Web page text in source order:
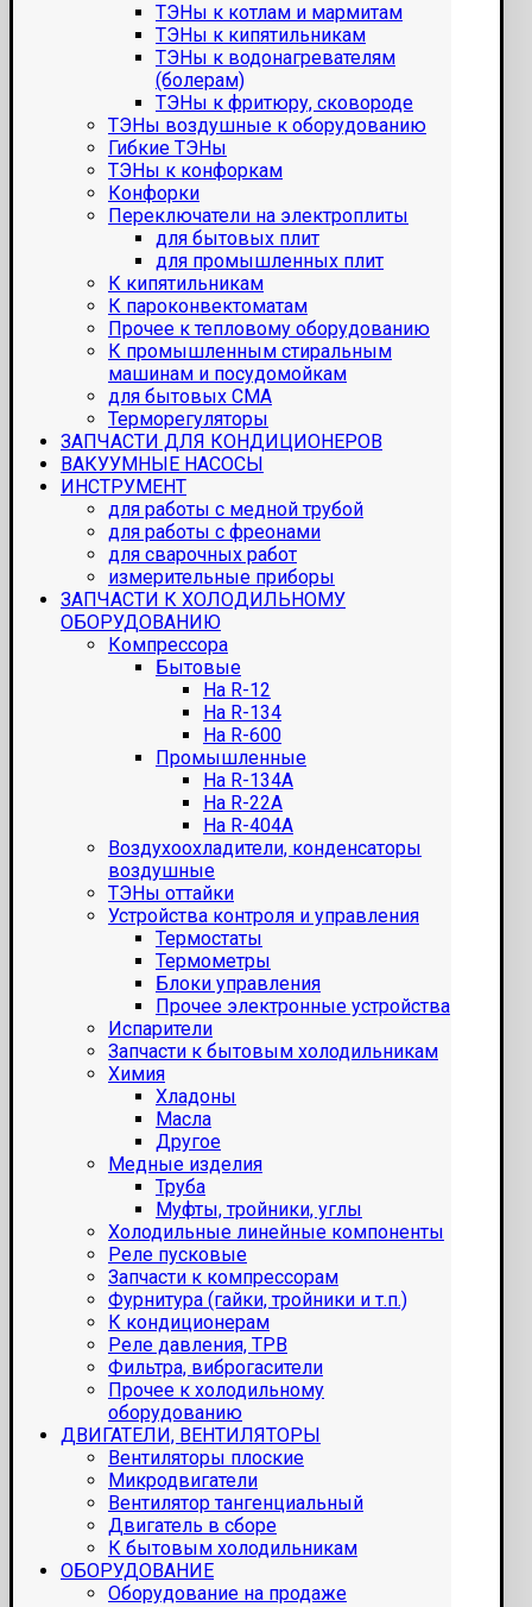
ТЭНы к котлам и мармитам
ТЭНы к кипятильникам
ТЭНы к водонагревателям
(болерам)
ТЭНы к фритюру, сковороде
ТЭНы воздушные к оборудованию
Гибкие ТЭНы
ТЭНы к конфоркам
Конфорки
Переключатели на электроплиты
для бытовых плит
для промышленных плит
К кипятильникам
К пароконвектоматам
Прочее к тепловому оборудованию
К промышленным стиральным
машинам и посудомойкам
для бытовых СМА
Терморегуляторы
ЗАПЧАСТИ ДЛЯ КОНДИЦИОНЕРОВ
ВАКУУМНЫЕ НАСОСЫ
ИНСТРУМЕНТ
для работы с медной трубой
для работы с фреонами
для сварочных работ
измерительные приборы
ЗАПЧАСТИ К ХОЛОДИЛЬНОМУ
ОБОРУДОВАНИЮ
Компрессора
Бытовые
На R-12
На R-134
На R-600
Промышленные
На R-134A
На R-22A
На R-404A
Воздухоохладители, конденсаторы
воздушные
ТЭНы оттайки
Устройства контроля и управления
Термостаты
Термометры
Блоки управления
Прочее электронные устройства
Испарители
Запчасти к бытовым холодильникам
Химия
Хладоны
Масла
Другое
Медные изделия
Труба
Муфты, тройники, углы
Холодильные линейные компоненты
Реле пусковые
Запчасти к компрессорам
Фурнитура (гайки, тройники и т.п.)
К кондиционерам
Реле давления, ТРВ
Фильтра, виброгасители
Прочее к холодильному
оборудованию
ДВИГАТЕЛИ, ВЕНТИЛЯТОРЫ
Вентиляторы плоские
Микродвигатели
Вентилятор тангенциальный
Двигатель в сборе
К бытовым холодильникам
ОБОРУДОВАНИЕ
Оборудование на продаже